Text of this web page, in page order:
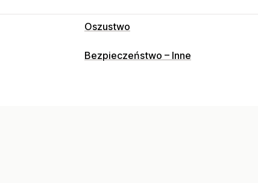
Oszustwo
Typy oszustw
Bezpieczeństwo – Inne